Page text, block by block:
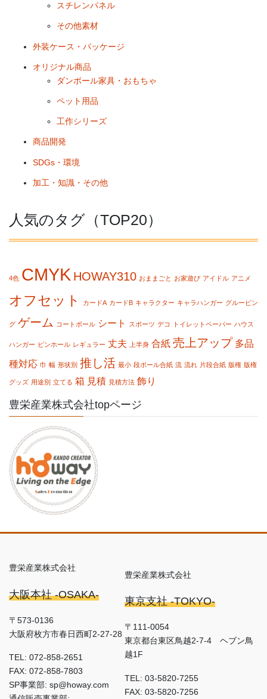
スチレンパネル
その他素材
外装ケース・パッケージ
オリジナル商品
ダンボール家具・おもちゃ
ペット用品
工作シリーズ
商品開発
SDGs・環境
加工・知識・その他
人気のタグ（TOP20）
4色 CMYK HOWAY310 おままごと お家遊び アイドル アニメ
オフセット カードA カードB キャラクター キャラハンガー グルーピン
グ ゲーム コートボール シート スポーツ デコ トイレットペーパー ハウス
ハンガー ピンホール レギュラー 丈夫 上半身 合紙 売上アップ 多品
種対応 巾 幅 形状別 推し活 最小 段ボール合紙 流 流れ 片段合紙 版権 版権
グッズ 用途別 立てる 箱 見積 見積方法 飾り
豊栄産業株式会社topページ
豊栄産業株式会社
大阪本社 -OSAKA-
〒573-0136
大阪府枚方市春日西町2-27-28
TEL: 072-858-2651
FAX: 072-858-7803
SP事業部: sp@howay.com
豊栄産業株式会社
東京支社 -TOKYO-
〒111-0054
東京都台東区鳥越2-7-4 ヘブン鳥
越1F
TEL: 03-5820-7255
FAX: 03-5820-7256